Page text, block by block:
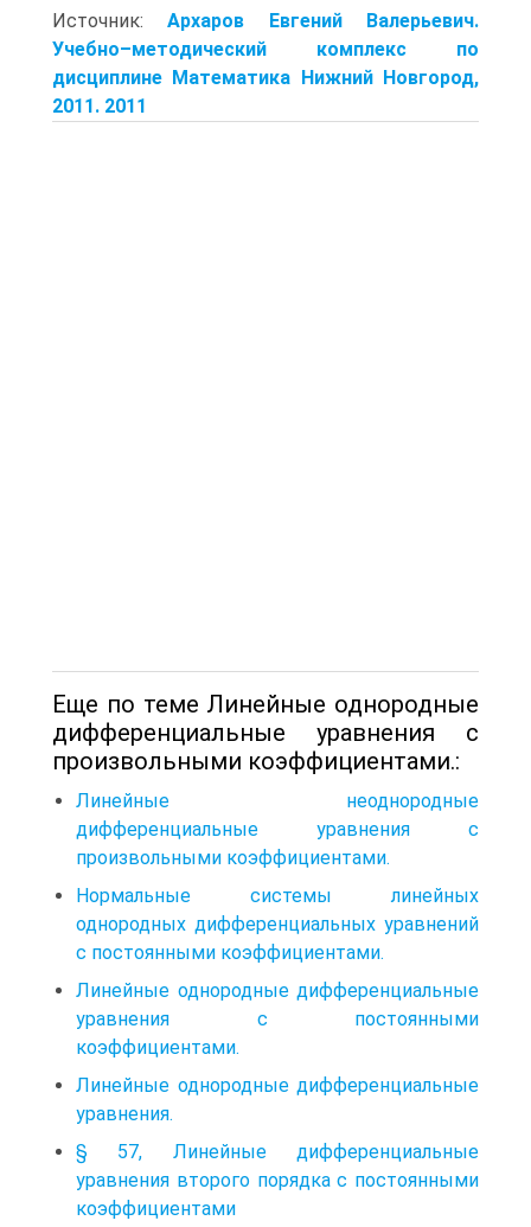
Источник:Архаров Евгений Валерьевич.
Учебно–методический комплекс по
дисциплине Математика Нижний Новгород,
2011. 2011
Еще по теме Линейные однородные
дифференциальные уравнения с
произвольными коэффициентами.:
Линейные неоднородные
дифференциальные уравнения с
произвольными коэффициентами.
Нормальные системы линейных
однородных дифференциальных уравнений
с постоянными коэффициентами.
Линейные однородные дифференциальные
уравнения с постоянными
коэффициентами.
Линейные однородные дифференциальные
уравнения.
§ 57, Линейные дифференциальные
уравнения второго порядка с постоянными
коэффициентами